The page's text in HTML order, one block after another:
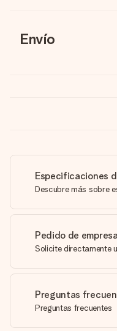
Envío
Especificaciones
Descubre más sobre
Pedido de empresa
Solicite directamente
Preguntas
Preguntas frecuentes